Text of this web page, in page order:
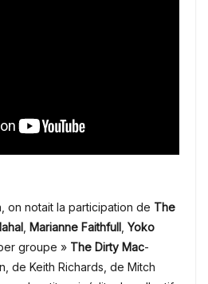
on notait la participation de The
Marianne Faithfull Yoko
groupe » The Dirty Mac-
de Keith Richards, de Mitch